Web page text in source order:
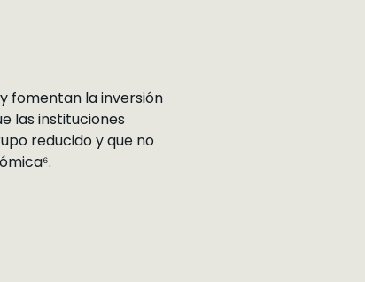
fomentan la inversión
las instituciones
reducido y que no